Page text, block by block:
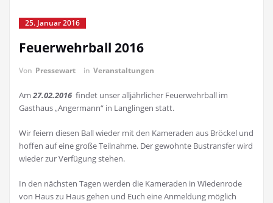
25. Januar 2016
Feuerwehrball 2016
Von Pressewart in Veranstaltungen
Am27.02.2016 findet unser alljährlicher Feuerwehrball im
Gasthaus „Angermann“ in Langlingen statt.
Wir feiern diesen Ball wieder mit den Kameraden aus Bröckel und
hoffen auf eine große Teilnahme. Der gewohnte Bustransfer wird
wieder zur Verfügung stehen.
In den nächsten Tagen werden die Kameraden in Wiedenrode
von Haus zu Haus gehen und Euch eine Anmeldung möglich